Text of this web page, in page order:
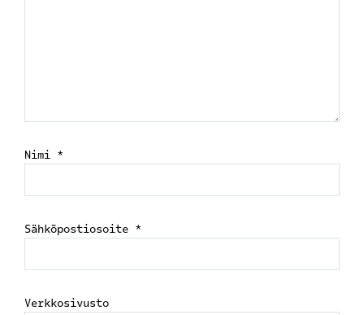
Nimi *
Sähköpostiosoite *
Verkkosivusto